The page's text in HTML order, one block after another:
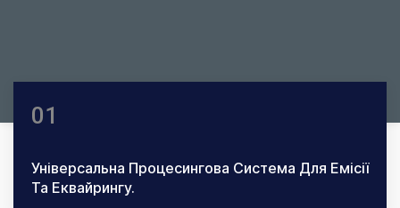
01
Універсальна Процесингова Система Для Емісії
Та Еквайрингу.